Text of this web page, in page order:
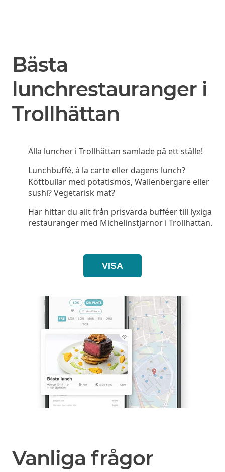
Bästa
lunchrestauranger i
Trollhättan
Alla luncher i Trollhättan samlade på ett ställe!
Lunchbuffé, à la carte eller dagens lunch?
Köttbullar med potatismos, Wallenbergare eller
sushi? Vegetarisk mat?
Här hittar du allt från prisvärda bufféer till lyxiga
restauranger med Michelinstjärnor i Trollhättan.
VISA
Vanliga frågor